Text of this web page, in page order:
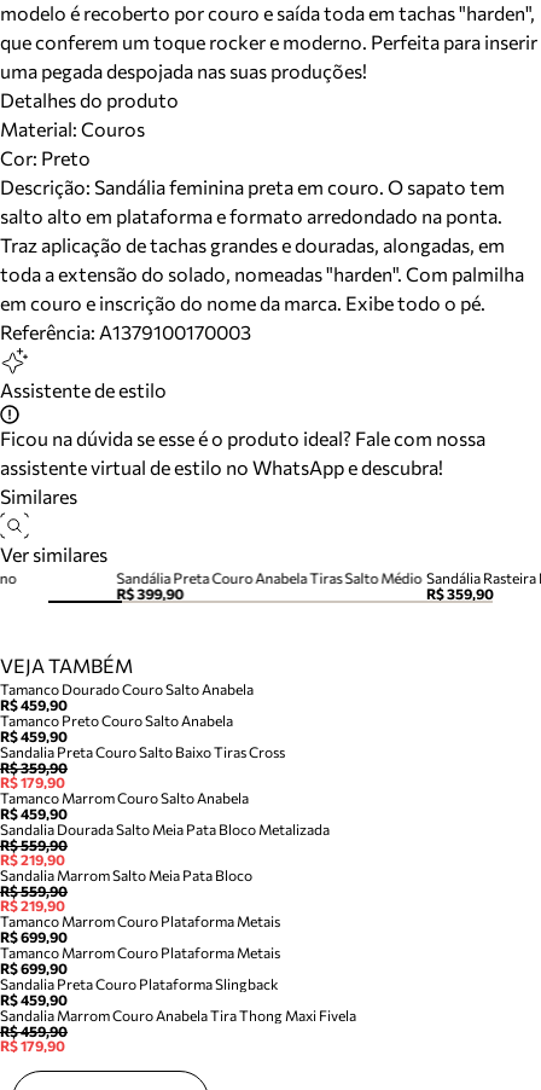
modelo é recoberto por couro e saída toda em tachas "harden",
que conferem um toque rocker e moderno. Perfeita para inserir
uma pegada despojada nas suas produções!
Detalhes do produto
Material: Couros
Cor: Preto
Descrição: Sandália feminina preta em couro. O sapato tem
salto alto em plataforma e formato arredondado na ponta.
Traz aplicação de tachas grandes e douradas, alongadas, em
toda a extensão do solado, nomeadas "harden". Com palmilha
em couro e inscrição do nome da marca. Exibe todo o pé.
Referência: A1379100170003
Assistente de estilo
Ficou na dúvida se esse é o produto ideal? Fale com nossa
assistente virtual de estilo no WhatsApp e descubra!
Similares
Ver similares
Sandália Preta Couro Anabela Tiras Salto Médio
R$ 399,90
R$ 359,90
VEJA TAMBÉM
Tamanco Dourado Couro Salto Anabela
R$ 459,90
Tamanco Preto Couro Salto Anabela
R$ 459,90
Sandalia Preta Couro Salto Baixo Tiras Cross
R$ 359,90
R$ 179,90
Tamanco Marrom Couro Salto Anabela
R$ 459,90
Sandalia Dourada Salto Meia Pata Bloco Metalizada
R$ 559,90
R$ 219,90
Sandalia Marrom Salto Meia Pata Bloco
R$ 559,90
R$ 219,90
Tamanco Marrom Couro Plataforma Metais
R$ 699,90
Tamanco Marrom Couro Plataforma Metais
R$ 699,90
Sandalia Preta Couro Plataforma Slingback
R$ 459,90
Sandalia Marrom Couro Anabela Tira Thong Maxi Fivela
R$ 459,90
R$ 179,90